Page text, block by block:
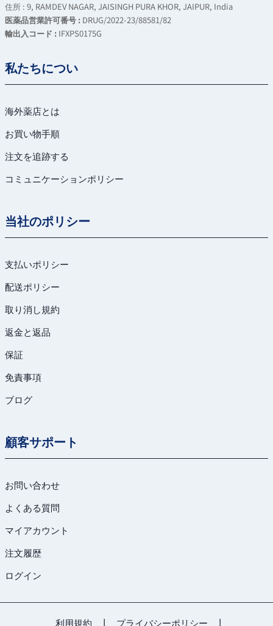
住所 : 9, RAMDEV NAGAR, JAISINGH PURA KHOR, JAIPUR, India
医薬品営業許可番号 : DRUG/2022-23/88581/82
輸出入コード : IFXPS0175G
私たちについ
海外薬店とは
お買い物手順
注文を追跡する
コミュニケーションポリシー
当社のポリシー
支払いポリシー
配送ポリシー
取り消し規約
返金と返品
保証
免責事項
ブログ
顧客サポート
お問い合わせ
よくある質問
マイアカウント
注文履歴
ログイン
利用規約 | プライバシーポリシー |